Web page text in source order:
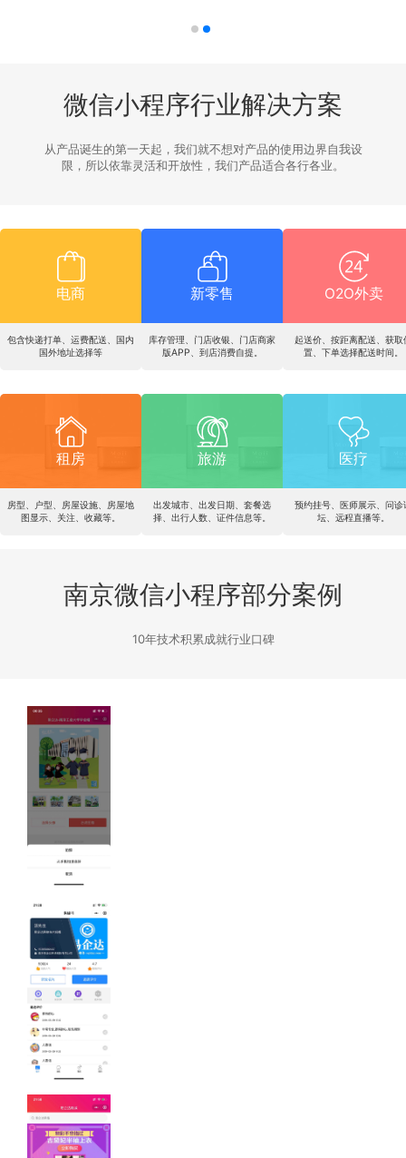
微信小程序行业解决方案
从产品诞生的第一天起，我们就不想对产品的使用边界自我设
限，所以依靠灵活和开放性，我们产品适合各行各业。
电商
包含快递打单、运费配送、国内
国外地址选择等
新零售
库存管理、门店收银、门店商家
版APP、到店消费自提。
O2O外卖
起送价、按距离配送、获取
置、下单选择配送时间。
租房
房型、户型、房屋设施、房屋地
图显示、关注、收藏等。
旅游
出发城市、出发日期、套餐选
择、出行人数、证件信息等。
医疗
预约挂号、医师展示、问诊
坛、远程直播等。
南京微信小程序部分案例
10年技术积累成就行业口碑
南京工业大
学"因为有你
最Q毕业照"
南京工业大学
"因为有你 最Q毕
业照" 在线毕业
云照
小程序案例-
保秘书
营销人员展业工
具，提高展业效